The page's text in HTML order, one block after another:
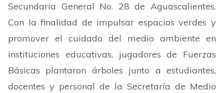
Secundaria General No. 28 de Aguascalientes.
Con la finalidad de impulsar espacios verdes y
promover el cuidado del medio ambiente en
instituciones educativas, jugadores de Fuerzas
Básicas plantaron árboles junto a estudiantes,
docentes y personal de la Secretaría de Medio